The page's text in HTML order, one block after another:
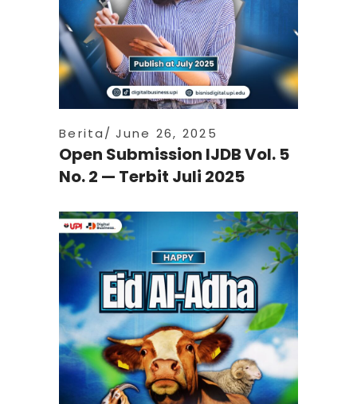
Berita June 26, 2025
Open Submission IJDB Vol. 5
No. 2 — Terbit Juli 2025